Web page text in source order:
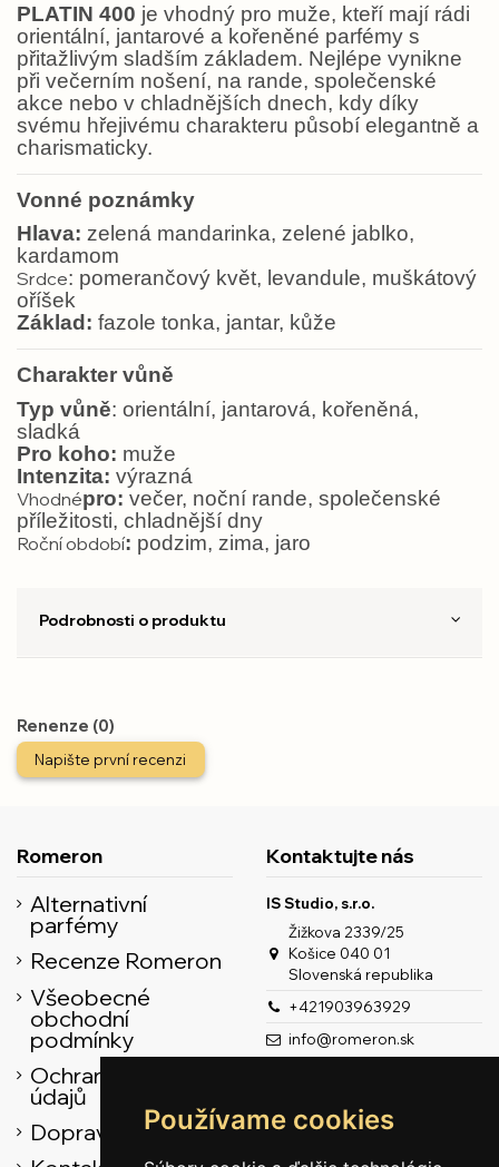
Používame cookies
PLATIN 400 je vhodný pro muže, kteří mají rádi
orientální, jantarové a kořeněné parfémy s
přitažlivým sladším základem. Nejlépe vynikne
při večerním nošení, na rande, společenské
akce nebo v chladnějších dnech, kdy díky
svému hřejivému charakteru působí elegantně a
charismaticky.
Vonné poznámky
Hlava: zelená mandarinka, zelené jablko,
kardamom
Srdce: pomerančový květ, levandule, muškátový
oříšek
Základ: fazole tonka, jantar, kůže
Charakter vůně
Typ vůně: orientální, jantarová, kořeněná,
sladká
Pro koho: muže
Intenzita: výrazná
Vhodnépro: večer, noční rande, společenské
příležitosti, chladnější dny
Roční období: podzim, zima, jaro
Podrobnosti o produktu
Renenze (0)
Napište první recenzi
Romeron
Alternativní
parfémy
Recenze Romeron
Všeobecné
obchodní
podmínky
Ochrana osobních
údajů
Doprava
Kontaktujte nás
IS Studio, s.r.o.
Žižkova 2339/25
Košice 040 01
Slovenská republika
+421903963929
info@romeron.sk